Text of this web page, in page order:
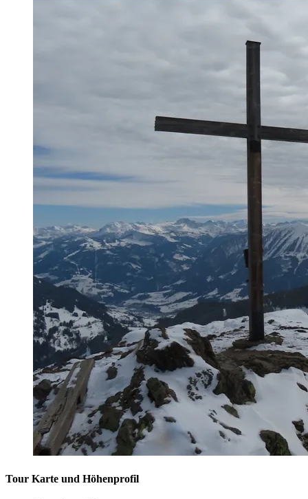
Tour Karte und Höhenprofil